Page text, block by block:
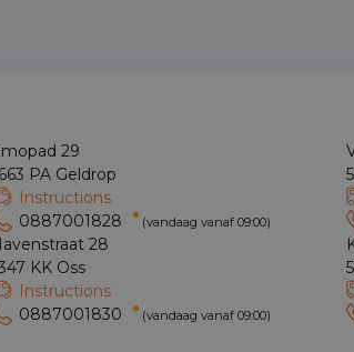
29
PA Geldrop
Instructions
0887001828
(vandaag vanaf 09:00)
28
KK Oss
Instructions
0887001830
(vandaag vanaf 09:00)